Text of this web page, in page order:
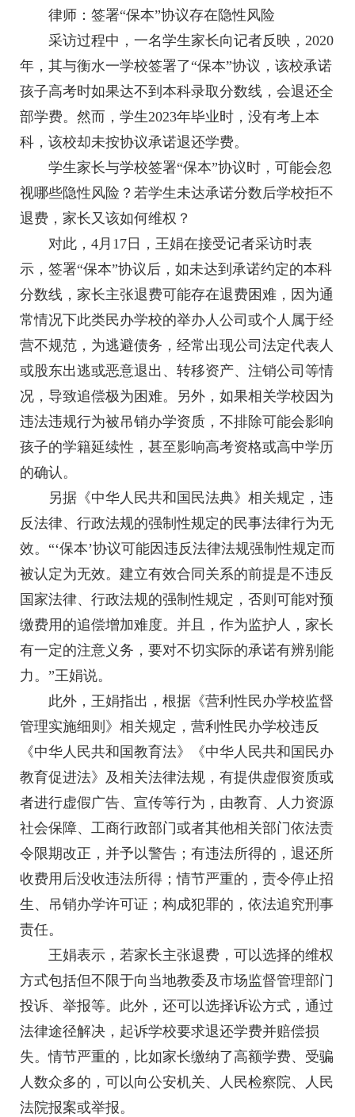
律师：签署“保本”协议存在隐性风险
采访过程中，一名学生家长向记者反映，2020
年，其与衡水一学校签署了“保本”协议，该校承诺
孩子高考时如果达不到本科录取分数线，会退还全
部学费。然而，学生2023年毕业时，没有考上本
科，该校却未按协议承诺退还学费。
学生家长与学校签署“保本”协议时，可能会忽
视哪些隐性风险？若学生未达承诺分数后学校拒不
退费，家长又该如何维权？
对此，4月17日，王娟在接受记者采访时表
示，签署“保本”协议后，如未达到承诺约定的本科
分数线，家长主张退费可能存在退费困难，因为通
常情况下此类民办学校的举办人公司或个人属于经
营不规范，为逃避债务，经常出现公司法定代表人
或股东出逃或恶意退出、转移资产、注销公司等情
况，导致追偿极为困难。另外，如果相关学校因为
违法违规行为被吊销办学资质，不排除可能会影响
孩子的学籍延续性，甚至影响高考资格或高中学历
的确认。
另据《中华人民共和国民法典》相关规定，违
反法律、行政法规的强制性规定的民事法律行为无
效。“‘保本’协议可能因违反法律法规强制性规定而
被认定为无效。建立有效合同关系的前提是不违反
国家法律、行政法规的强制性规定，否则可能对预
缴费用的追偿增加难度。并且，作为监护人，家长
有一定的注意义务，要对不切实际的承诺有辨别能
力。”王娟说。
此外，王娟指出，根据《营利性民办学校监督
管理实施细则》相关规定，营利性民办学校违反
《中华人民共和国教育法》《中华人民共和国民办
教育促进法》及相关法律法规，有提供虚假资质或
者进行虚假广告、宣传等行为，由教育、人力资源
社会保障、工商行政部门或者其他相关部门依法责
令限期改正，并予以警告；有违法所得的，退还所
收费用后没收违法所得；情节严重的，责令停止招
生、吊销办学许可证；构成犯罪的，依法追究刑事
责任。
王娟表示，若家长主张退费，可以选择的维权
方式包括但不限于向当地教委及市场监督管理部门
投诉、举报等。此外，还可以选择诉讼方式，通过
法律途径解决，起诉学校要求退还学费并赔偿损
失。情节严重的，比如家长缴纳了高额学费、受骗
人数众多的，可以向公安机关、人民检察院、人民
法院报案或举报。